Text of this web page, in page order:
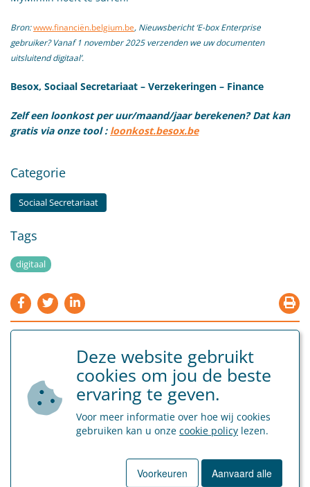
Bron:www.financiën.belgium.be, Nieuwsbericht ‘E-box Enterprise
gebruiker? Vanaf 1 november 2025 verzenden we uw documenten
uitsluitend digitaal’.
Besox, Sociaal Secretariaat – Verzekeringen – Finance
Zelf een loonkost per uur/maand/jaar berekenen? Dat kan
gratis via onze tool : loonkost.besox.be
Categorie
Sociaal Secretariaat
Tags
digitaal
Laatste nieuws
Deze website gebruikt
cookies om jou de beste
ervaring te geven.
Voor meer informatie over hoe wij cookies
gebruiken kan u onze cookie policy lezen.
Voorkeuren Aanvaard alle